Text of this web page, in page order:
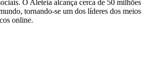
O Aleteia alcança cerca de 50 milhões
tornando-se um dos líderes dos meios
online.